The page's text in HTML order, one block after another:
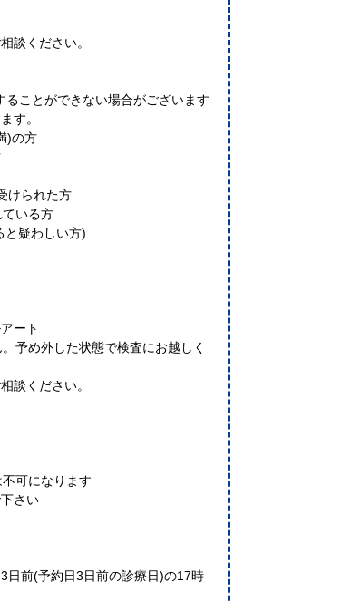
談ください。
ことができない場合がございます
す。
)の方
けられた方
ている方
と疑わしい方)
ート
予め外した状態で検査にお越しく
談ください。
可になります
さい
日前(予約日3日前の診療日)の17時